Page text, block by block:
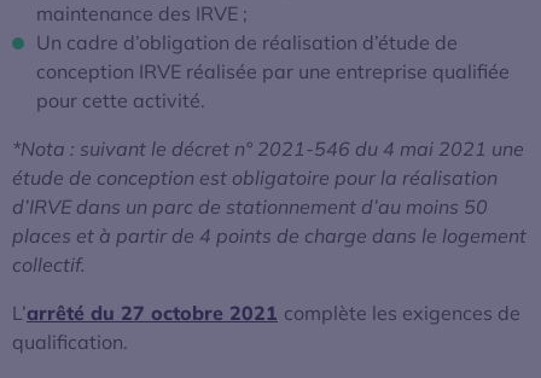
maintenance des IRVE ;
Un cadre d’obligation de réalisation d’étude de
conception IRVE réalisée par une entreprise qualifiée
pour cette activité.
*Nota : suivant le décret n° 2021-546 du 4 mai 2021 une
étude de conception est obligatoire pour la réalisation
d’IRVE dans un parc de stationnement d’au moins 50
places et à partir de 4 points de charge dans le logement
collectif.
L’arrêté du 27 octobre 2021 complète les exigences de
qualification.